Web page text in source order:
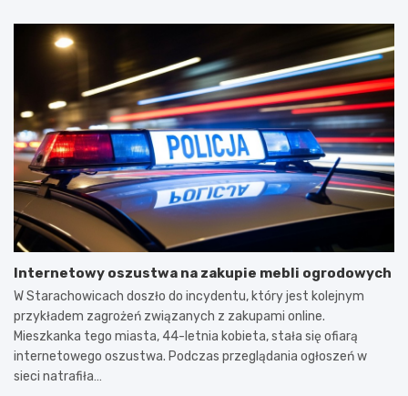
Internetowy oszustwa na zakupie mebli ogrodowych
W Starachowicach doszło do incydentu, który jest kolejnym
przykładem zagrożeń związanych z zakupami online.
Mieszkanka tego miasta, 44-letnia kobieta, stała się ofiarą
internetowego oszustwa. Podczas przeglądania ogłoszeń w
sieci natrafiła…